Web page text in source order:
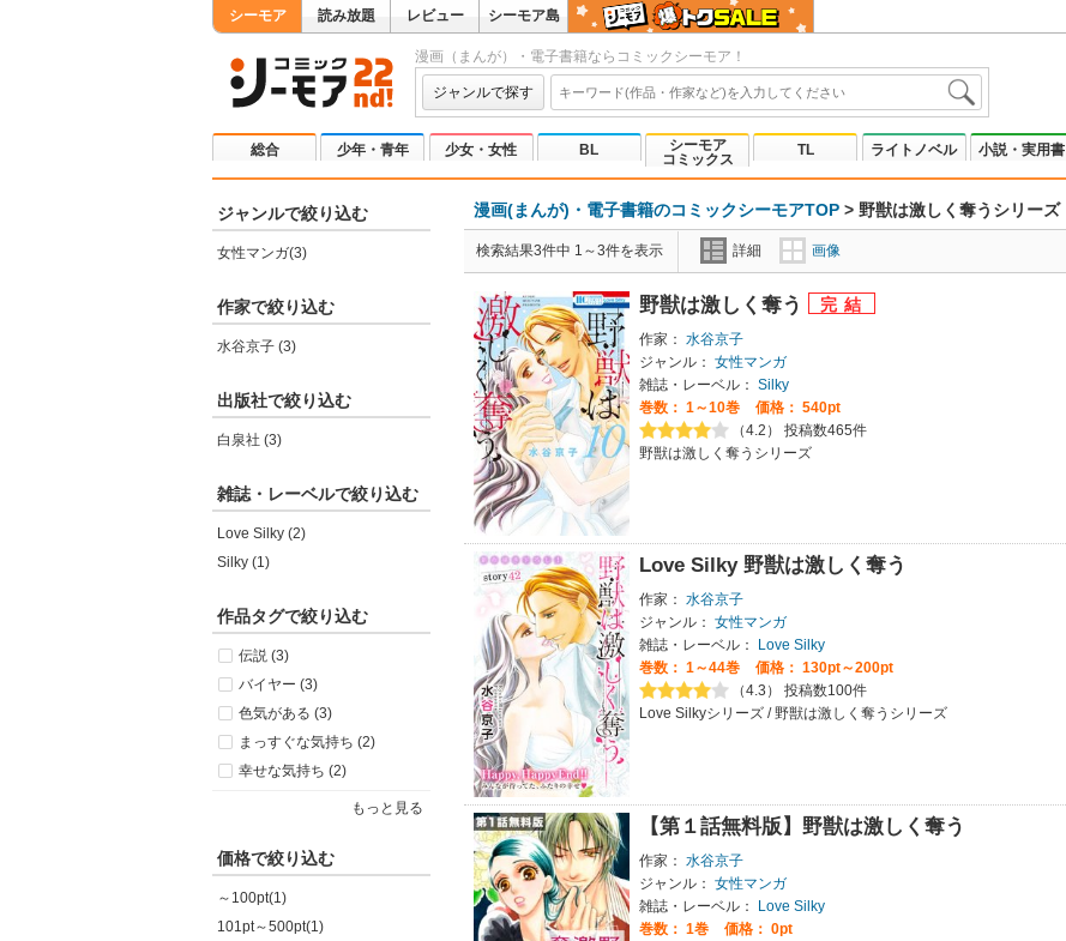
シーモア 読み放題 レビュー シーモア島
漫画（まんが）・電子書籍ならコミックシーモア！
ジャンルで探す
総合 少年・青年 少女・女性 BL
シーモア
コミックス
TL ライトノベル 小説・実用書
ジャンルで絞り込む
女性マンガ(3)
作家で絞り込む
水谷京子 (3)
出版社で絞り込む
白泉社 (3)
雑誌・レーベルで絞り込む
Love Silky (2)
Silky (1)
作品タグで絞り込む
伝説 (3)
バイヤー (3)
色気がある (3)
まっすぐな気持ち (2)
幸せな気持ち (2)
もっと見る
価格で絞り込む
～100pt(1)
101pt～500pt(1)
漫画(まんが)・電子書籍のコミックシーモアTOP > 野獣は激しく奪うシリーズ
検索結果3件中 1～3件を表示 詳細 画像
野獣は激しく奪う
作家： 水谷京子
ジャンル： 女性マンガ
雑誌・レーベル： Silky
巻数： 1～10巻
価格： 540pt
（4.2） 投稿数465件
野獣は激しく奪うシリーズ
Love Silky 野獣は激しく奪う
作家： 水谷京子
ジャンル： 女性マンガ
雑誌・レーベル：
Love Silky
巻数： 1～44巻
価格： 130pt～200pt
（4.3） 投稿数100件
Love Silkyシリーズ / 野獣は激しく奪うシリーズ
【第１話無料版】野獣は激しく奪う
作家： 水谷京子
ジャンル： 女性マンガ
雑誌・レーベル：
Love Silky
巻数： 1巻
価格： 0pt